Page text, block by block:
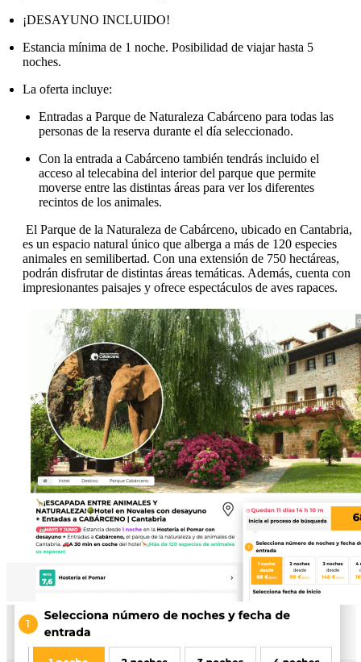
¡DESAYUNO INCLUIDO!
Estancia mínima de 1 noche. Posibilidad de viajar hasta 5
noches.
La oferta incluye:
Entradas a Parque de Naturaleza Cabárceno para todas las
personas de la reserva durante el día seleccionado.
Con la entrada a Cabárceno también tendrás incluido el
acceso al telecabina del interior del parque que permite
moverse entre las distintas áreas para ver los diferentes
recintos de los animales.
El Parque de la Naturaleza de Cabárceno, ubicado en Cantabria,
es un espacio natural único que alberga a más de 120 especies
animales en semilibertad. Con una extensión de 750 hectáreas,
podrán disfrutar de distintas áreas temáticas. Además, cuenta con
impresionantes paisajes y ofrece espectáculos de aves rapaces.